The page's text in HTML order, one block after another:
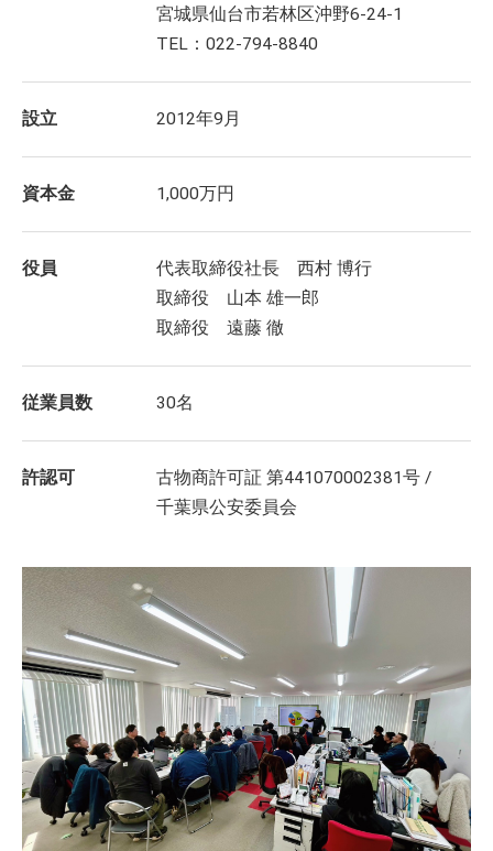
宮城県仙台市若林区沖野6-24-1
TEL：022-794-8840
設立 2012年9月
資本金 1,000万円
役員
代表取締役社長 西村 博行
取締役 山本 雄一郎
取締役 遠藤 徹
従業員数 30名
許認可
古物商許可証 第441070002381号 /
千葉県公安委員会